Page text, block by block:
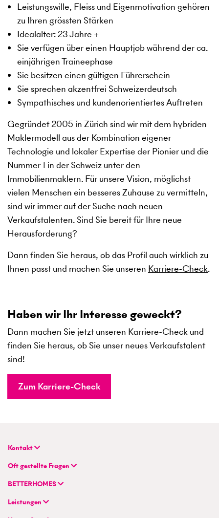
Leistungswille, Fleiss und Eigenmotivation gehören
zu Ihren grössten Stärken
Idealalter: 23 Jahre +
Sie verfügen über einen Hauptjob während der ca.
einjährigen Traineephase
Sie besitzen einen gültigen Führerschein
Sie sprechen akzentfrei Schweizerdeutsch
Sympathisches und kundenorientiertes Auftreten
Gegründet 2005 in Zürich sind wir mit dem hybriden
Maklermodell aus der Kombination eigener
Technologie und lokaler Expertise der Pionier und die
Nummer 1 in der Schweiz unter den
Immobilienmaklern. Für unsere Vision, möglichst
vielen Menschen ein besseres Zuhause zu vermitteln,
sind wir immer auf der Suche nach neuen
Verkaufstalenten. Sind Sie bereit für Ihre neue
Herausforderung?
Dann finden Sie heraus, ob das Profil auch wirklich zu
Ihnen passt und machen Sie unseren Karriere-Check.
Haben wir Ihr Interesse geweckt?
Dann machen Sie jetzt unseren Karriere-Check und
finden Sie heraus, ob Sie unser neues Verkaufstalent
sind!
Zum Karriere-Check
Kontakt
BETTERHOMES (Schweiz) AG
Hauptsitz
Flurstrasse 55
Oft gestellte Fragen
FAQ | Immobilienbewertung
FAQ | Immobilienmakler/-in werden
BETTERHOMES
Unternehmen
Hybrides Maklermodell
Leistungen